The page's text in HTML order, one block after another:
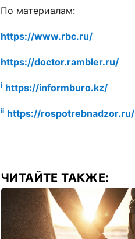
По материалам:
https://www.rbc.ru/
https://doctor.rambler.ru/
i https://informburo.kz/
ii https://rospotrebnadzor.ru/
ЧИТАЙТЕ ТАКЖЕ: